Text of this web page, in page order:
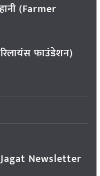
(Farmer
फाउंडेशन)
Newsletter